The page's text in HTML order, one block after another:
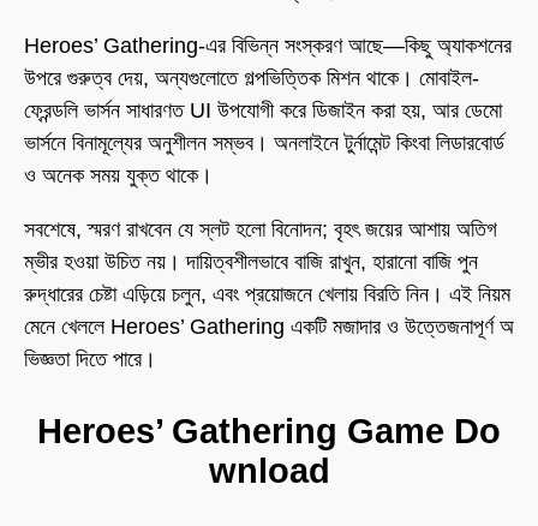
Heroes’ Gathering-এর বিভিন্ন সংস্করণ আছে—কিছু অ্যাকশনের
উপরে গুরুত্ব দেয়, অন্যগুলোতে গল্পভিত্তিক মিশন থাকে। মোবাইল-
ফ্রেন্ডলি ভার্সন সাধারণত UI উপযোগী করে ডিজাইন করা হয়, আর ডেমো
ভার্সনে বিনামূল্যের অনুশীলন সম্ভব। অনলাইনে টুর্নামেন্ট কিংবা লিডারবোর্ড
ও অনেক সময় যুক্ত থাকে।
সবশেষে, স্মরণ রাখবেন যে স্লট হলো বিনোদন; বৃহৎ জয়ের আশায় অতিগ
ম্ভীর হওয়া উচিত নয়। দায়িত্বশীলভাবে বাজি রাখুন, হারানো বাজি পুন
রুদ্ধারের চেষ্টা এড়িয়ে চলুন, এবং প্রয়োজনে খেলায় বিরতি নিন। এই নিয়ম
মেনে খেললে Heroes’ Gathering একটি মজাদার ও উত্তেজনাপূর্ণ অ
ভিজ্ঞতা দিতে পারে।
Heroes’ Gathering Game Do
wnload